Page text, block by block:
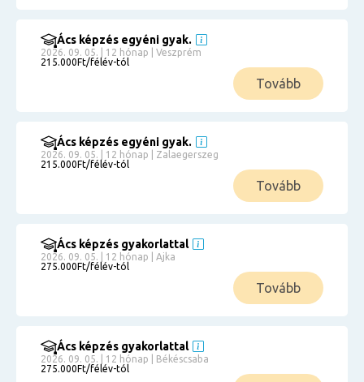
Ács képzés egyéni gyak.
2026. 09. 05. | 12 hónap | Veszprém
215.000Ft/félév-tól
Tovább
Ács képzés egyéni gyak.
2026. 09. 05. | 12 hónap | Zalaegerszeg
215.000Ft/félév-tól
Tovább
Ács képzés gyakorlattal
2026. 09. 05. | 12 hónap | Ajka
275.000Ft/félév-tól
Tovább
Ács képzés gyakorlattal
2026. 09. 05. | 12 hónap | Békéscsaba
275.000Ft/félév-tól